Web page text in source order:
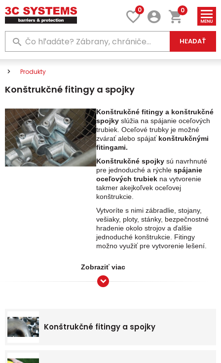
0
HĽADAŤ
0
Produkty
Konštrukčné fitingy a spojky
Konštrukčné fitingy a konštrukčné
spojky slúžia na spájanie oceľových
trubiek. Oceľové trubky je možné
zvárať alebo spájať konštrukčnými
fitingami.
Konštrukčné spojky sú navrhnuté
pre jednoduché a rýchle spájanie
oceľových trubiek na vytvorenie
takmer akejkoľvek oceľovej
konštrukcie.
Vytvoríte s nimi zábradlie, stojany,
vešiaky, ploty, stánky, bezpečnostné
hradenie okolo strojov a ďalšie
jednoduché konštrukcie. Fitingy
možno využiť pre vytvorenie lešení.
Zobraziť viac
Konštrukčné fitingy a spojky